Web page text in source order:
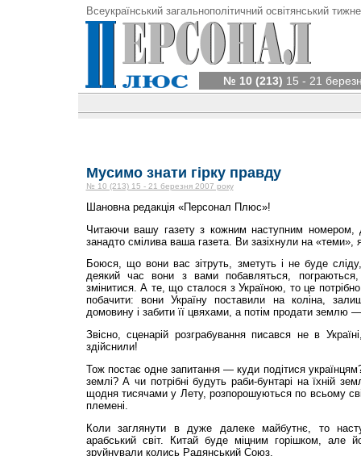
Всеукраїнський загальнополітичний освітянський
№ 10 (213) 15 - 21
Мусимо знати гірку правду
№ 10 (213) 15 - 21 березня 2007 року
Шановна редакція «Пер­сонал Плюс»!
Читаючи вашу газету з кожним наступним
занадто смілива ваша газета. Ви зазіхнули на «теми»,
Боюся, що вони вас зітруть, зметуть і не буде
деякий час вони з вами побавляться,
змінитися. А те, що сталося з Україною, то це
побачити: вони Україну поставили на коліна,
домовину і забити її цвяхами, а потім продати землю —
Звісно, сценарій розграбування писався не в
здійснили!
Тож постає одне запитання — куди подітися
землі? А чи потрібні будуть раби-бунтарі на їхній
щодня тисячами у Лету, розпорошуються по всьому
племені.
Коли заглянути в дуже далеке майбутнє, то
арабський світ. Китай буде міцним горішком, але
зруйнували колись Радянський Союз.